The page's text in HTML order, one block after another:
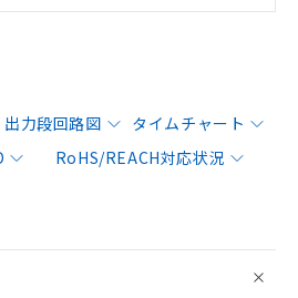
出力段回路図
タイムチャート
RoHS/REACH対応状況